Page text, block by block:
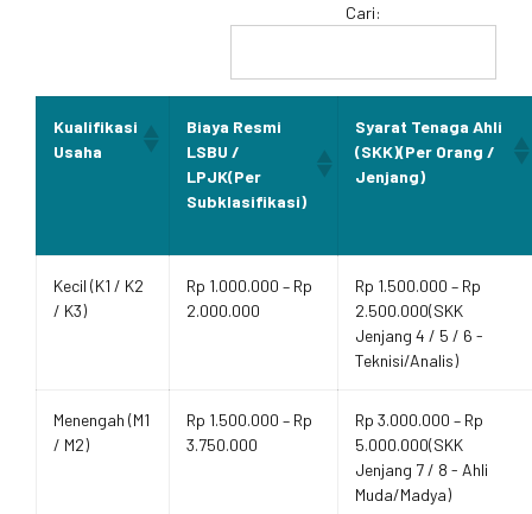
Cari:
Kualifikasi
Usaha
Biaya Resmi
LSBU /
LPJK(Per
Subklasifikasi)
Syarat Tenaga Ahli
(SKK)(Per Orang /
Jenjang)
Kecil (K1 / K2
/ K3)
Rp 1.000.000 – Rp
2.000.000
Rp 1.500.000 – Rp
2.500.000(SKK
Jenjang 4 / 5 / 6 -
Teknisi/Analis)
Menengah (M1
/ M2)
Rp 1.500.000 – Rp
3.750.000
Rp 3.000.000 – Rp
5.000.000(SKK
Jenjang 7 / 8 - Ahli
Muda/Madya)